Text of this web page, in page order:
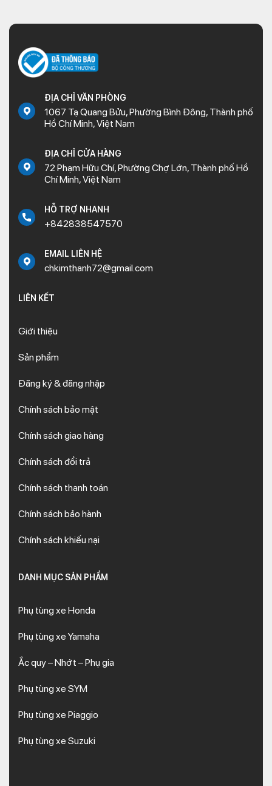
ĐỊA CHỈ VĂN PHÒNG
1067 Tạ Quang Bửu, Phường Bình Đông, Thành phố
Hồ Chí Minh, Việt Nam
ĐỊA CHỈ CỬA HÀNG
72 Phạm Hữu Chí, Phường Chợ Lớn, Thành phố Hồ
Chí Minh, Việt Nam
HỖ TRỢ NHANH
+842838547570
EMAIL LIÊN HỆ
chkimthanh72@gmail.com
LIÊN KẾT
Giới thiệu
Sản phẩm
Đăng ký & đăng nhập
Chính sách bảo mật
Chính sách giao hàng
Chính sách đổi trả
Chính sách thanh toán
Chính sách bảo hành
Chính sách khiếu nại
DANH MỤC SẢN PHẨM
Phụ tùng xe Honda
Phụ tùng xe Yamaha
Ắc quy – Nhớt – Phụ gia
Phụ tùng xe SYM
Phụ tùng xe Piaggio
Phụ tùng xe Suzuki